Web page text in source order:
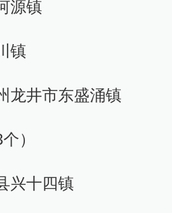
源镇
镇
龙井市东盛涌镇
）
兴十四镇